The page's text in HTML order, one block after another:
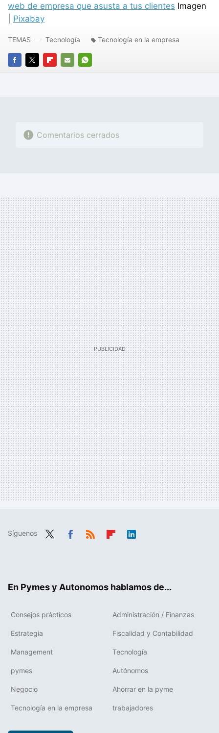
web de empresa que asusta a tus clientes Imagen
Pixabay
FACEBOOK
TWITTERFLIPBOARD
E-
WHATSAPP
TEMAS Tecnología Tecnología en la empresa
Comentarios cerrados
Síguenos
En Pymes y Autonomos hablamos de...
Consejos prácticos Administración / Finanzas
Estrategia Fiscalidad y Contabilidad
Management Tecnología
pymes Autónomos
Negocio Ahorrar en la pyme
Tecnología en la empresa trabajadores